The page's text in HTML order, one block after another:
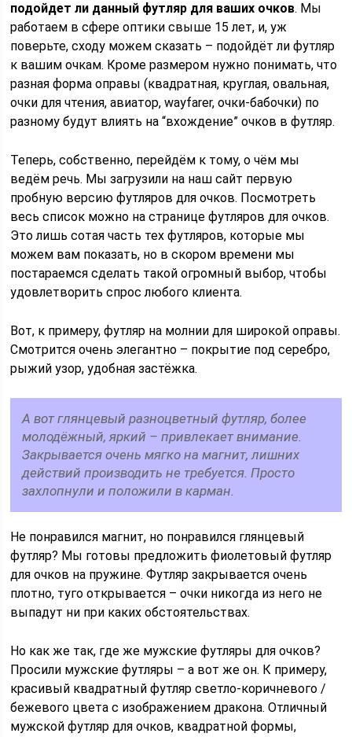
подойдет ли данный футляр для ваших очков. Мы
работаем в сфере оптики свыше 15 лет, и, уж
поверьте, сходу можем сказать – подойдёт ли футляр
к вашим очкам. Кроме размером нужно понимать, что
разная форма оправы (квадратная, круглая, овальная,
очки для чтения, авиатор, wayfarer, очки-бабочки) по
разному будут влиять на “вхождение” очков в футляр.
Теперь, собственно, перейдём к тому, о чём мы
ведём речь. Мы загрузили на наш сайт первую
пробную версию футляров для очков. Посмотреть
весь список можно на странице футляров для очков.
Это лишь сотая часть тех футляров, которые мы
можем вам показать, но в скором времени мы
постараемся сделать такой огромный выбор, чтобы
удовлетворить спрос любого клиента.
Вот, к примеру, футляр на молнии для широкой оправы.
Смотрится очень элегантно – покрытие под серебро,
рыжий узор, удобная застёжка.
А вот глянцевый разноцветный футляр, более
молодёжный, яркий – привлекает внимание.
Закрывается очень мягко на магнит, лишних
действий производить не требуется. Просто
захлопнули и положили в карман.
Не понравился магнит, но понравился глянцевый
футляр? Мы готовы предложить фиолетовый футляр
для очков на пружине. Футляр закрывается очень
плотно, туго открывается – очки никогда из него не
выпадут ни при каких обстоятельствах.
Но как же так, где же мужские футляры для очков?
Просили мужские футляры – а вот же он. К примеру,
красивый квадратный футляр светло-коричневого /
бежевого цвета с изображением дракона. Отличный
мужской футляр для очков, квадратной формы,